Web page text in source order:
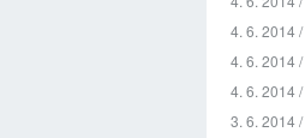
4. 6. 2014 /
4. 6. 2014 /
4. 6. 2014 /
3. 6. 2014 /